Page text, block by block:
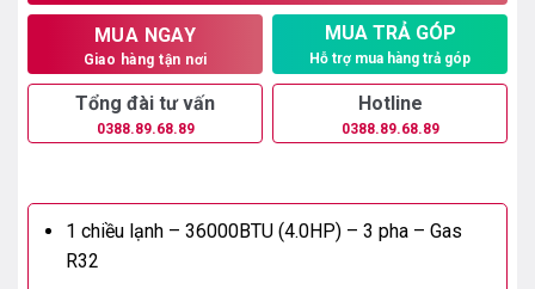
MUA NGAY
Giao hàng tận nơi
MUA TRẢ GÓP
Hỗ trợ mua hàng trả góp
Tổng đài tư vấn
0388.89.68.89
Hotline
0388.89.68.89
1 chiều lạnh – 36000BTU (4.0HP) – 3 pha – Gas
R32